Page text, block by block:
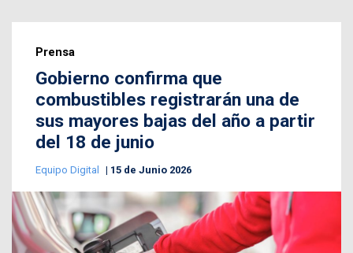
Prensa
Gobierno confirma que
combustibles registrarán una de
sus mayores bajas del año a partir
del 18 de junio
Equipo Digital 15 de Junio 2026